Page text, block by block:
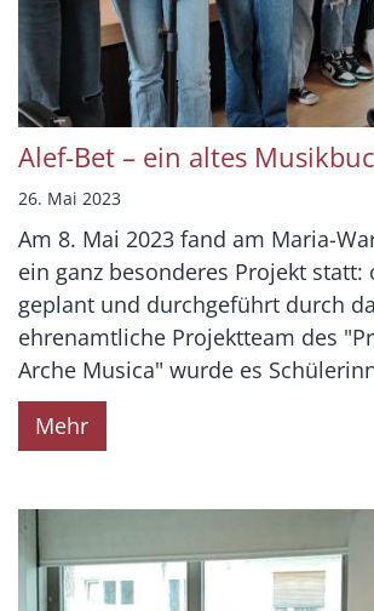
Alef-Bet – ein altes
26. Mai 2023
Am 8. Mai 2023 fand am Maria-
ein ganz besonderes Projekt statt:
geplant und durchgeführt durch
ehrenamtliche Projektteam des
Arche Musica" wurde es
Mehr